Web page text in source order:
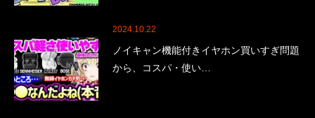
2024.10.22
ノイキャン機能付きイヤホン買いすぎ問題
から、コスパ・使い…